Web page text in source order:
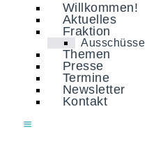
Willkommen!
Aktuelles
Fraktion
Ausschüsse
Themen
Presse
Termine
Newsletter
Kontakt